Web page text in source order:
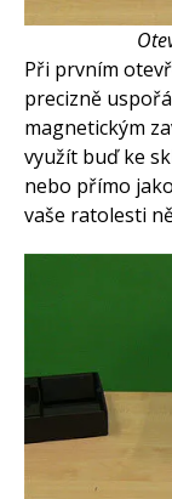
Při prvním
precizně
magnetickým
využít buď ke
nebo přímo
vaše ratolesti